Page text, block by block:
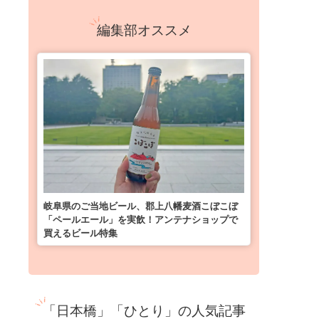
編集部オススメ
岐阜県のご当地ビール、郡上八幡麦酒こぼこぼ
「ペールエール」を実飲！アンテナショップで
買えるビール特集
「日本橋」「ひとり」の人気記事